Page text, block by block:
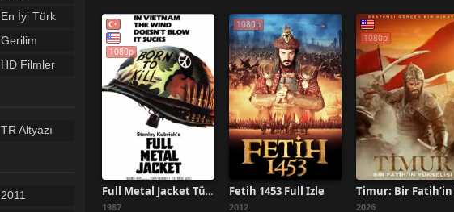
Filmler
En İyi Türk
Filmleri
Gerilim
Filmleri
HD Filmler
Filmler
Spor
Filmler
TR Altyazı
2011
1080p
Full Metal Jacket Türkçe Dublaj İzle
1987
1080p
Fetih 1453 Full İzle
2012
1080p
2026